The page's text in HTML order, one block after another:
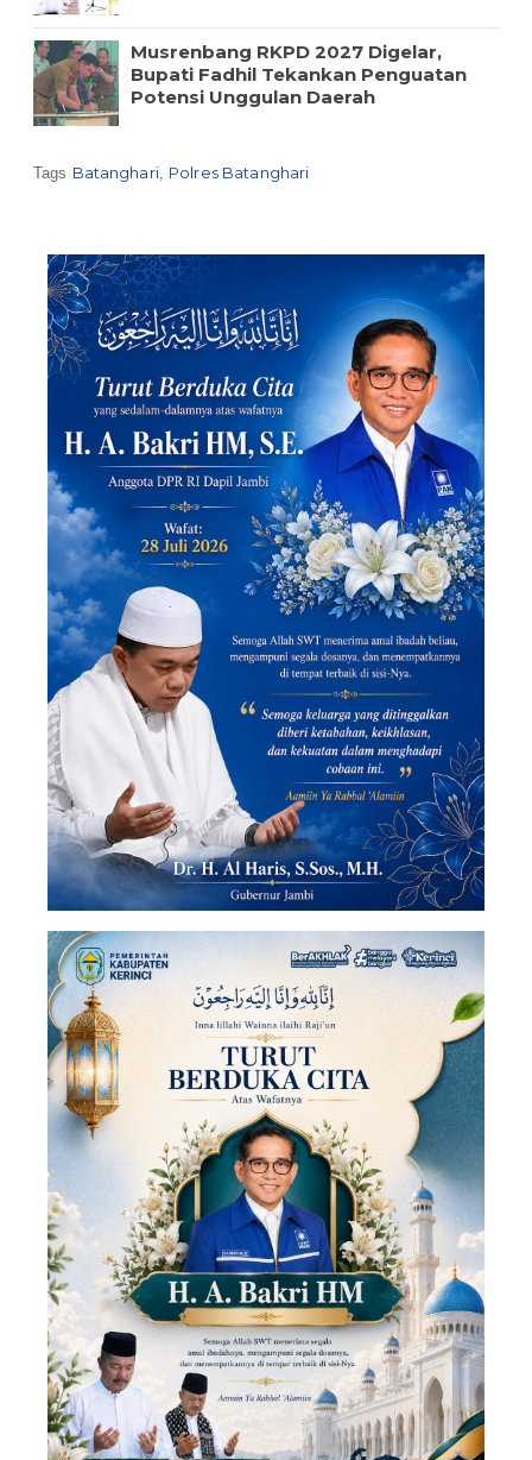
Musrenbang RKPD 2027 Digelar,
Bupati Fadhil Tekankan Penguatan
Potensi Unggulan Daerah
Tags Batanghari, Polres Batanghari